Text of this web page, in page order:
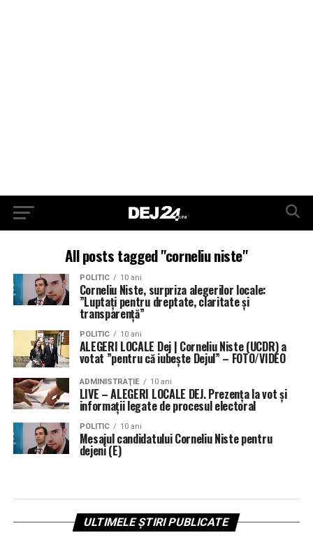
All posts tagged "corneliu niste"
POLITIC 10 ani
Corneliu Niste, surpriza alegerilor locale:
”Luptați pentru dreptate, claritate și
transparență”
POLITIC 10 ani
ALEGERI LOCALE Dej | Corneliu Niste (UCDR) a
votat ”pentru că iubește Dejul” – FOTO/VIDEO
ADMINISTRAŢIE 10 ani
LIVE – ALEGERI LOCALE DEJ. Prezența la vot și
informații legate de procesul electoral
POLITIC 10 ani
Mesajul candidatului Corneliu Niste pentru
dejeni (E)
ULTIMELE ȘTIRI PUBLICATE